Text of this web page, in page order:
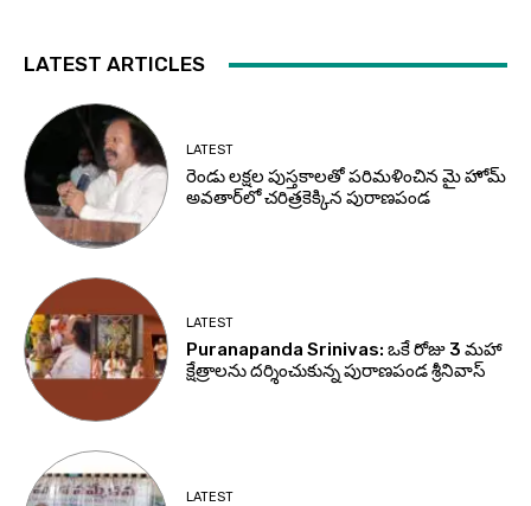
LATEST ARTICLES
LATEST
రెండు లక్షల పుస్తకాలతో పరిమళించిన మై హోమ్
అవతార్‌లో చరిత్రకెక్కిన పురాణపండ
LATEST
Puranapanda Srinivas: ఒకే రోజు 3 మహా
క్షేత్రాలను దర్శించుకున్న పురాణపండ శ్రీనివాస్
LATEST